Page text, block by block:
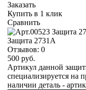
Заказать
Купить в 1 клик
Сравнить
Защита 2731А
Отзывов: 0
500 руб.
Артикул данной
специализируется на
наличии деталь -